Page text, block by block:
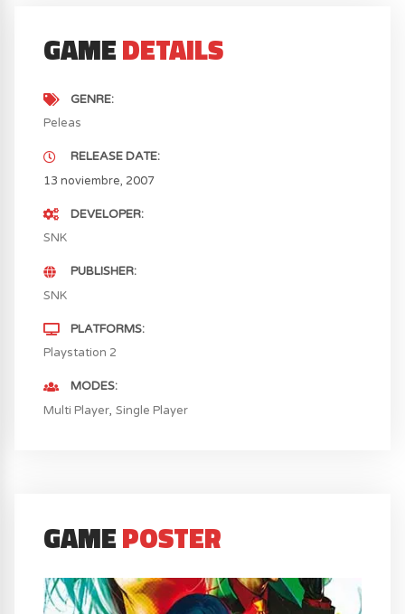
GAMEDETAILS
GENRE
Peleas
RELEASE DATE
13 noviembre, 2007
DEVELOPER
SNK
PUBLISHER
SNK
PLATFORMS
Playstation 2
MODES
Multi Player Single Player
GAMEPOSTER